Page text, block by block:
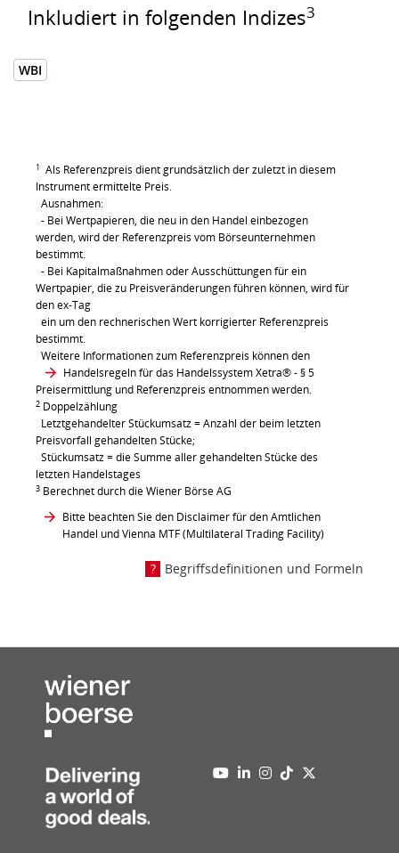
Inkludiert in folgenden Indizes3
WBI
1 Als Referenzpreis dient grundsätzlich der zuletzt in diesem
Instrument ermittelte Preis.
Ausnahmen:
- Bei Wertpapieren, die neu in den Handel einbezogen
werden, wird der Referenzpreis vom Börseunternehmen
bestimmt.
- Bei Kapitalmaßnahmen oder Ausschüttungen für ein
Wertpapier, die zu Preisveränderungen führen können, wird für
den ex-Tag
ein um den rechnerischen Wert korrigierter Referenzpreis
bestimmt.
Weitere Informationen zum Referenzpreis können den
Handelsregeln für das Handelssystem Xetra®- § 5
Preisermittlung und Referenzpreis entnommen werden.
2 Doppelzählung
Letztgehandelter Stückumsatz = Anzahl der beim letzten
Preisvorfall gehandelten Stücke;
Stückumsatz = die Summe aller gehandelten Stücke des
letzten Handelstages
3 Berechnet durch die Wiener Börse AG
Bitte beachten Sie den Disclaimer für den Amtlichen
Handel und Vienna MTF (Multilateral Trading Facility)
Begriffsdefinitionen und Formeln